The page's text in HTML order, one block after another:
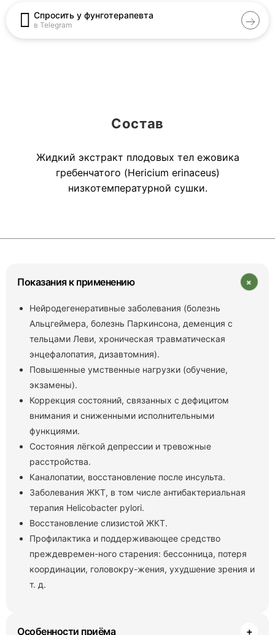
Спросить у фунготерапевта
в Telegram
Состав
Жидкий экстракт плодовых тел ежовика
гребенчатого (Hericium erinaceus)
низкотемпературной сушки.
Показания к применению +
Нейродегенеративные заболевания (болезнь
Альцгеймера, болезнь Паркинсона, деменция с
тельцами Леви, хроническая травматическая
энцефалопатия, дизавтомния).
Повышенные умственные нагрузки (обучение,
экзамены).
Коррекция состояний, связанных с дефицитом
внимания и сниженными исполнительными
функциями.
Состояния лёгкой депрессии и тревожные
расстройства.
Каналопатии, восстановление после инсульта.
Заболевания ЖКТ, в том числе антибактериальная
терапия Helicobacter pylori.
Восстановление слизистой ЖКТ.
Профилактика и поддерживающее средство
преждевремен-ного старения: бессонница, потеря
координации, головокру-жения, ухудшение зрения и
т. д.
Особенности приёма +